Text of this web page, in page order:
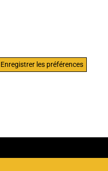
Enregistrer les préférences